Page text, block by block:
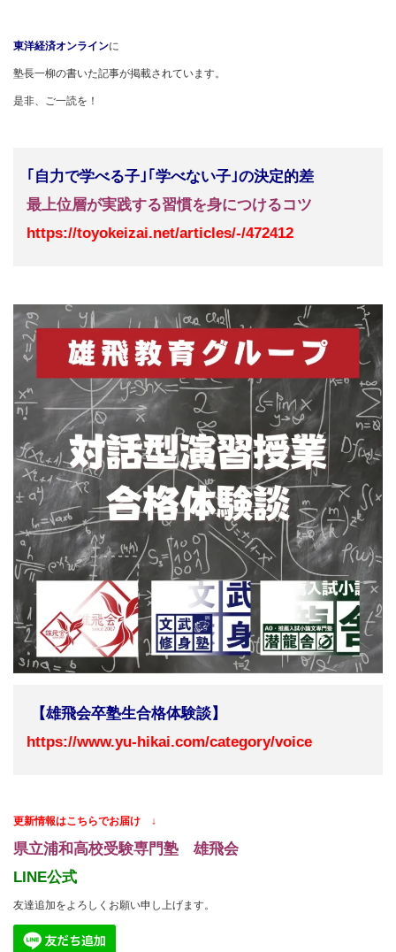
東洋経済オンラインに
塾長一柳の書いた記事が掲載されています。
是非、ご一読を！
｢自力で学べる子｣｢学べない子｣の決定的差
最上位層が実践する習慣を身につけるコツ
https://toyokeizai.net/articles/-/472412
【雄飛会卒塾生合格体験談】
https://www.yu-hikai.com/category/voice
更新情報はこちらでお届け ↓
県立浦和高校受験専門塾 雄飛会
LINE公式
友達追加をよろしくお願い申し上げます。